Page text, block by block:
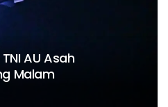
AU Asah
Malam